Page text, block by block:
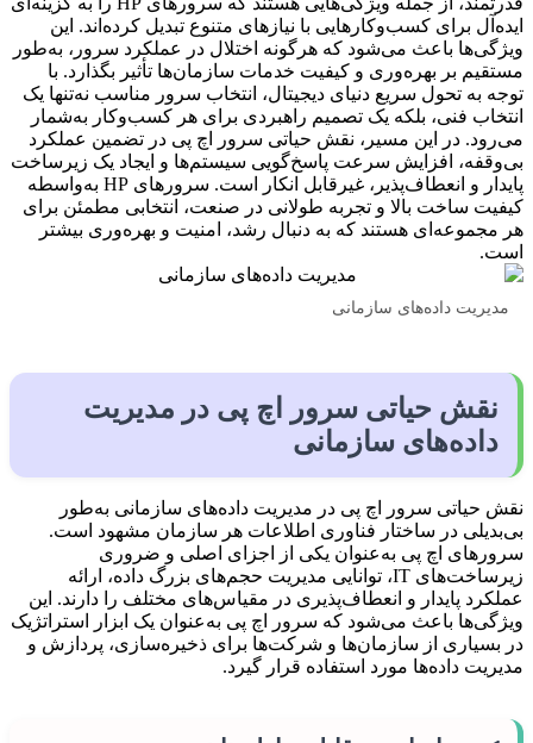
ایده‌آل برای کسب‌وکارهایی با نیازهای متنوع تبدیل کرده‌اند. این
ویژگی‌ها باعث می‌شود که هرگونه اختلال در عملکرد سرور، به‌طور
مستقیم بر بهره‌وری و کیفیت خدمات سازمان‌ها تأثیر بگذارد. با
توجه به تحول سریع دنیای دیجیتال، انتخاب سرور مناسب نه‌تنها یک
انتخاب فنی، بلکه یک تصمیم راهبردی برای هر کسب‌وکار به‌شمار
می‌رود. در این مسیر، نقش حیاتی سرور اچ پی در تضمین عملکرد
بی‌وقفه، افزایش سرعت پاسخ‌گویی سیستم‌ها و ایجاد یک زیرساخت
پایدار و انعطاف‌پذیر، غیرقابل انکار است. سرورهای HP به‌واسطه
کیفیت ساخت بالا و تجربه طولانی در صنعت، انتخابی مطمئن برای
هر مجموعه‌ای هستند که به دنبال رشد، امنیت و بهره‌وری بیشتر
است.
مدیریت داده‌های سازمانی
نقش حیاتی سرور اچ پی در مدیریت
داده‌های سازمانی
نقش حیاتی سرور اچ پی در مدیریت داده‌های سازمانی به‌طور
بی‌بدیلی در ساختار فناوری اطلاعات هر سازمان مشهود است.
سرورهای اچ پی به‌عنوان یکی از اجزای اصلی و ضروری
زیرساخت‌های IT، توانایی مدیریت حجم‌های بزرگ داده، ارائه
عملکرد پایدار و انعطاف‌پذیری در مقیاس‌های مختلف را دارند. این
ویژگی‌ها باعث می‌شود که سرور اچ پی به‌عنوان یک ابزار استراتژیک
در بسیاری از سازمان‌ها و شرکت‌ها برای ذخیره‌سازی، پردازش و
مدیریت داده‌ها مورد استفاده قرار گیرد.